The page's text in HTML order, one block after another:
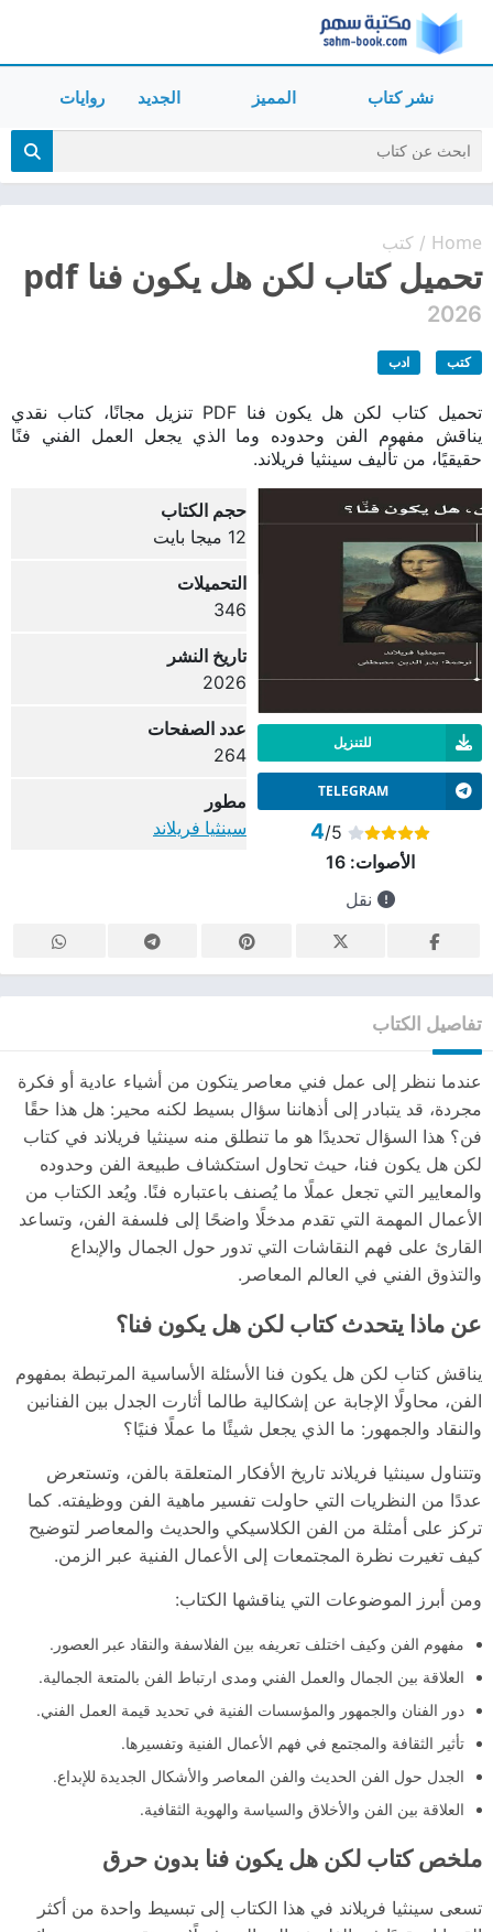
نشر كتاب المميز الجديد روايات
Home
/ كتب
تحميل كتاب لكن هل يكون فنا pdf
2026
كتب ادب
تحميل كتاب لكن هل يكون فنا PDF تنزيل مجانًا، كتاب نقدي
يناقش مفهوم الفن وحدوده وما الذي يجعل العمل الفني فنًا
حقيقيًا، من تأليف سينثيا فريلاند.
للتنزيل
TELEGRAM
4/5
الأصوات:16
نقل
حجم الكتاب
12 ميجا بايت
التحميلات
346
تاريخ النشر
2026
عدد الصفحات
264
مطور
سينثيا فريلاند
تفاصيل الكتاب
عندما ننظر إلى عمل فني معاصر يتكون من أشياء عادية أو فكرة
مجردة، قد يتبادر إلى أذهاننا سؤال بسيط لكنه محير: هل هذا حقًا
فن؟ هذا السؤال تحديدًا هو ما تنطلق منه سينثيا فريلاند في كتاب
لكن هل يكون فنا، حيث تحاول استكشاف طبيعة الفن وحدوده
والمعايير التي تجعل عملًا ما يُصنف باعتباره فنًا. ويُعد الكتاب من
الأعمال المهمة التي تقدم مدخلًا واضحًا إلى فلسفة الفن، وتساعد
القارئ على فهم النقاشات التي تدور حول الجمال والإبداع
والتذوق الفني في العالم المعاصر.
عن ماذا يتحدث كتاب لكن هل يكون فنا؟
يناقش كتاب لكن هل يكون فنا الأسئلة الأساسية المرتبطة بمفهوم
الفن، محاولًا الإجابة عن إشكالية طالما أثارت الجدل بين الفنانين
والنقاد والجمهور: ما الذي يجعل شيئًا ما عملًا فنيًا؟
وتتناول سينثيا فريلاند تاريخ الأفكار المتعلقة بالفن، وتستعرض
عددًا من النظريات التي حاولت تفسير ماهية الفن ووظيفته. كما
تركز على أمثلة من الفن الكلاسيكي والحديث والمعاصر لتوضيح
كيف تغيرت نظرة المجتمعات إلى الأعمال الفنية عبر الزمن.
ومن أبرز الموضوعات التي يناقشها الكتاب:
مفهوم الفن وكيف اختلف تعريفه بين الفلاسفة والنقاد عبر العصور.
العلاقة بين الجمال والعمل الفني ومدى ارتباط الفن بالمتعة الجمالية.
دور الفنان والجمهور والمؤسسات الفنية في تحديد قيمة العمل الفني.
تأثير الثقافة والمجتمع في فهم الأعمال الفنية وتفسيرها.
الجدل حول الفن الحديث والفن المعاصر والأشكال الجديدة للإبداع.
العلاقة بين الفن والأخلاق والسياسة والهوية الثقافية.
ملخص كتاب لكن هل يكون فنا بدون حرق
تسعى سينثيا فريلاند في هذا الكتاب إلى تبسيط واحدة من أكثر